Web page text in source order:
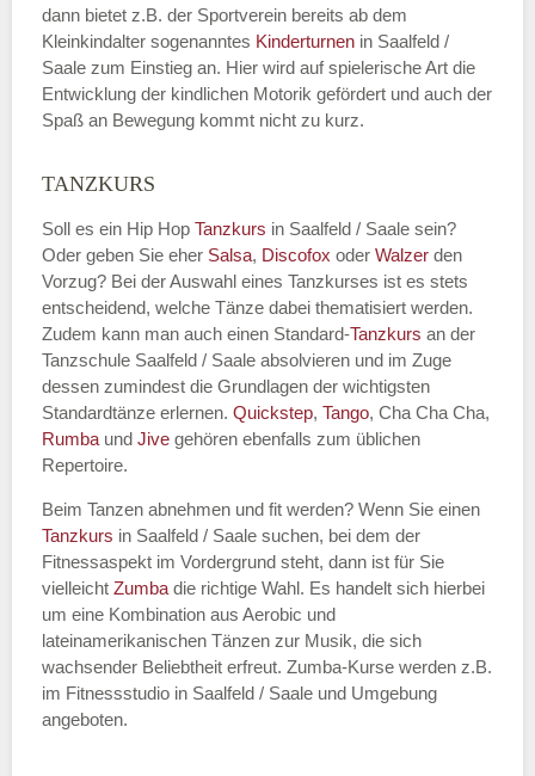
Kontakt E-Mail
Name des Tanzkurs*
Tanzart*
dann bietet z.B. der Sportverein bereits ab dem
Kleinkindalter sogenanntes Kinderturnen in Saalfeld /
Saale zum Einstieg an. Hier wird auf spielerische Art die
Entwicklung der kindlichen Motorik gefördert und auch der
Spaß an Bewegung kommt nicht zu kurz.
TANZKURS
Soll es ein Hip Hop Tanzkurs in Saalfeld / Saale sein?
Oder geben Sie eher Salsa, Discofox oder Walzer den
Vorzug? Bei der Auswahl eines Tanzkurses ist es stets
entscheidend, welche Tänze dabei thematisiert werden.
Zudem kann man auch einen Standard-Tanzkurs an der
Tanzschule Saalfeld / Saale absolvieren und im Zuge
dessen zumindest die Grundlagen der wichtigsten
Standardtänze erlernen. Quickstep, Tango, Cha Cha Cha,
Rumba und Jive gehören ebenfalls zum üblichen
Repertoire.
Beim Tanzen abnehmen und fit werden? Wenn Sie einen
Tanzkurs in Saalfeld / Saale suchen, bei dem der
Fitnessaspekt im Vordergrund steht, dann ist für Sie
vielleicht Zumba die richtige Wahl. Es handelt sich hierbei
um eine Kombination aus Aerobic und
lateinamerikanischen Tänzen zur Musik, die sich
wachsender Beliebtheit erfreut. Zumba-Kurse werden z.B.
im Fitnessstudio in Saalfeld / Saale und Umgebung
angeboten.